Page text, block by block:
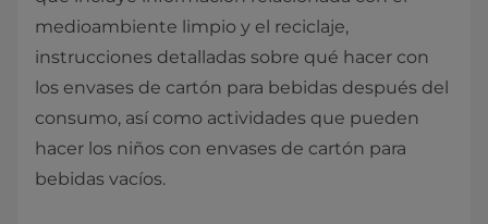
medioambiente limpio y el reciclaje,
instrucciones detalladas sobre qué hacer con
los envases de cartón para bebidas después del
consumo, así como actividades que pueden
hacer los niños con envases de cartón para
bebidas vacíos.